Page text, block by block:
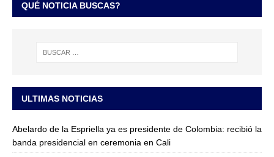
QUÉ NOTICIA BUSCAS?
ULTIMAS NOTICIAS
Abelardo de la Espriella ya es presidente de Colombia: recibió la
banda presidencial en ceremonia en Cali